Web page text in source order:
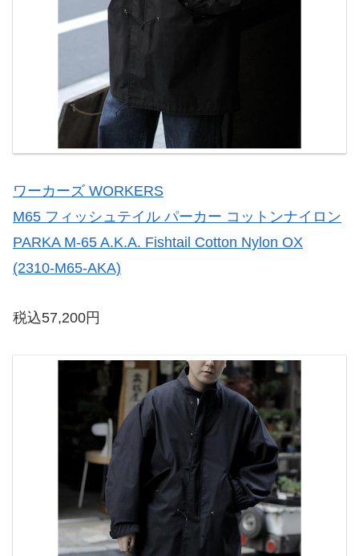
ワーカーズ WORKERS
M65 フィッシュテイル パーカー コットンナイロン
PARKA M-65 A.K.A. Fishtail Cotton Nylon OX
(2310-M65-AKA)
税込57,200円